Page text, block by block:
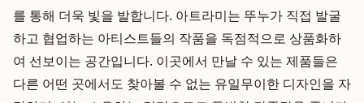
를 통해 더욱 빛을 발합니다. 아트라미는 뚜누가 직접 발굴
하고 협업하는 아티스트들의 작품을 독점적으로 상품화하
여 선보이는 공간입니다. 이곳에서 만날 수 있는 제품들은
다른 어떤 곳에서도 찾아볼 수 없는 유일무이한 디자인을 자